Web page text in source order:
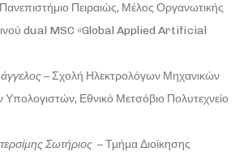
Πειραιώς, Μέλος Οργανωτικής
dual MSC «Global Applied Artificial
– Σχολή Ηλεκτρολόγων Μηχανικών
Υπολογιστών, Εθνικό Μετσόβιο Πολυτεχνείο
Σωτήριος – Τμήμα Διοίκησης